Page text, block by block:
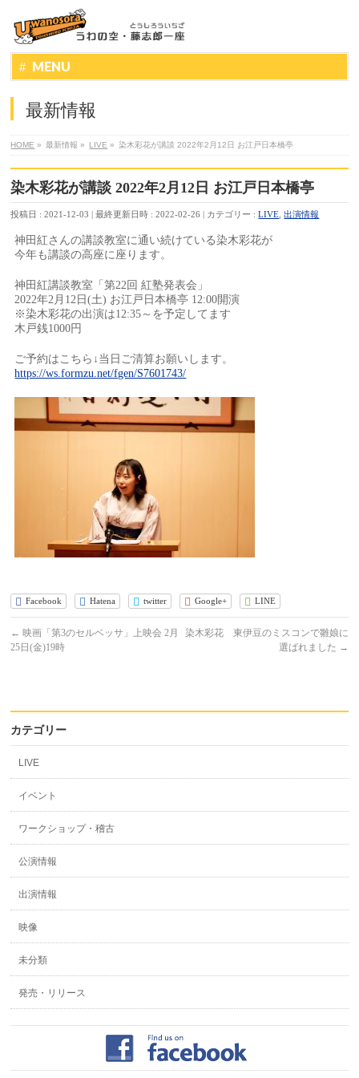
MENU
最新情報
HOME » 最新情報 » LIVE » 染木彩花が講談 2022年2月12日 お江戸日本橋亭
染木彩花が講談 2022年2月12日 お江戸日本橋亭
投稿日 : 2021-12-03 最終更新日時 : 2022-02-26 カテゴリー :LIVE ,出演情報
神田紅さんの講談教室に通い続けている染木彩花が
今年も講談の高座に座ります。
神田紅講談教室「第22回 紅塾発表会」
2022年2月12日(土) お江戸日本橋亭 12:00開演
※染木彩花の出演は12:35～を予定してます
木戸銭1000円
ご予約はこちら↓当日ご清算お願いします。
https://ws.formzu.net/fgen/S7601743/
Facebook Hatena twitter Google+ LINE
← 映画「第3のセルベッサ」上映会 2月
25日(金)19時
染木彩花 東伊豆のミスコンで雛娘に
選ばれました →
カテゴリー
LIVE
イベント
ワークショップ・稽古
公演情報
出演情報
映像
未分類
発売・リリース